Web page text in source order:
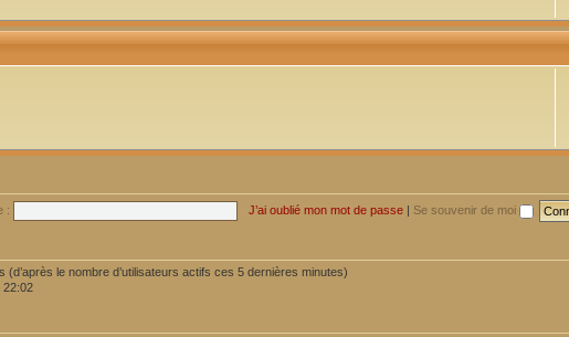
: J’ai oublié mon mot de passe | Se souvenir de moi
le nombre d’utilisateurs actifs ces 5 dernières minutes)
22:02